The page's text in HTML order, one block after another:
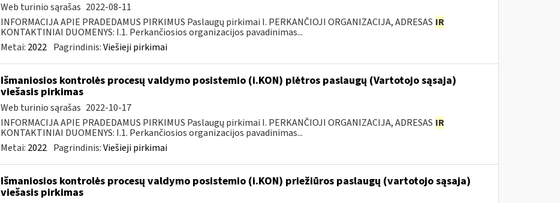
Web turinio sąrašas 2022-08-11
INFORMACIJA APIE PRADEDAMUS PIRKIMUS Paslaugų pirkimai I. PERKANČIOJI ORGANIZACIJA, ADRESAS IR
KONTAKTINIAI DUOMENYS: I.1. Perkančiosios organizacijos pavadinimas...
Metai: 2022 Pagrindinis:Viešieji pirkimai
Išmaniosios kontrolės procesų valdymo posistemio (i.KON) plėtros paslaugų (Vartotojo sąsaja)
viešasis pirkimas
Web turinio sąrašas 2022-10-17
INFORMACIJA APIE PRADEDAMUS PIRKIMUS Paslaugų pirkimai I. PERKANČIOJI ORGANIZACIJA, ADRESAS IR
KONTAKTINIAI DUOMENYS: I.1. Perkančiosios organizacijos pavadinimas...
Metai: 2022 Pagrindinis:Viešieji pirkimai
Išmaniosios kontrolės procesų valdymo posistemio (i.KON) priežiūros paslaugų (vartotojo sąsaja)
viešasis pirkimas